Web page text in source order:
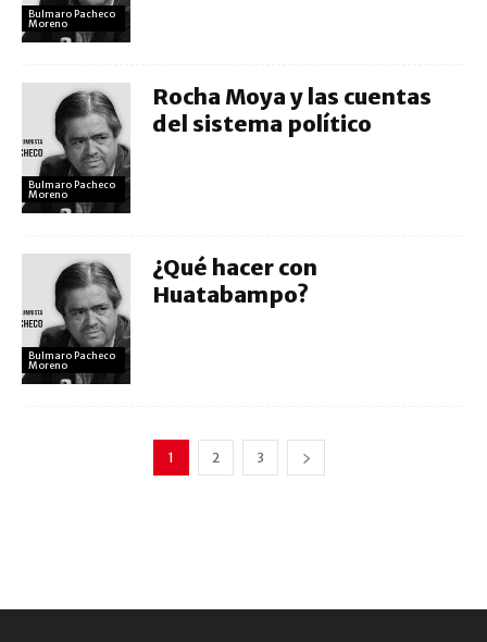
Bulmaro Pacheco
Moreno
Bulmaro Pacheco
Moreno
Rocha Moya y las cuentas
del sistema político
Bulmaro Pacheco
Moreno
¿Qué hacer con
Huatabampo?
1 2 3